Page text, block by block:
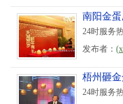
南阳金
24时服务
发布者： (
梧州砸
24时服务